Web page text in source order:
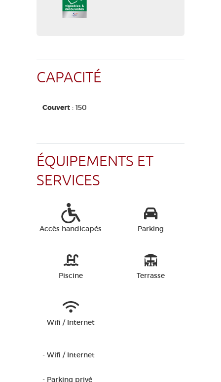
CAPACITÉ
Couvert : 150
ÉQUIPEMENTS ET
SERVICES
Accès handicapés Parking
Piscine Terrasse
Wifi / Internet
- Wifi / Internet
- Parking privé